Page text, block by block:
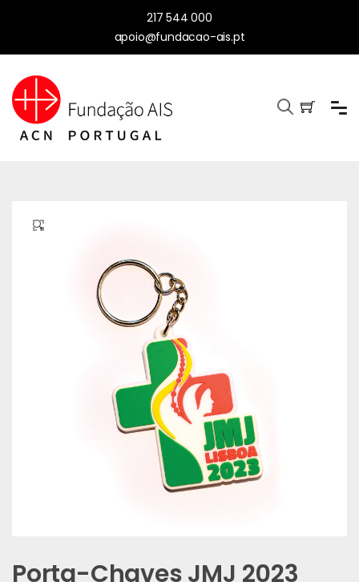
217 544 000
apoio@fundacao-ais.pt
🔍
Porta-Chaves JMJ 2023